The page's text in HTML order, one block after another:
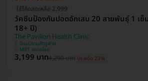
ใช้โค้ดลดเหลือ 2,999
วัคซีนป้องกันปอดอักเสบ 20 สายพันธุ์ 1 เข็
18+ ปี)
The Pavilion Health Clinic
ป้อมปราบศัตรูพ่าย
MRT สนามไชย
3,199 บาท4,290 บาท ประหยัด 23%